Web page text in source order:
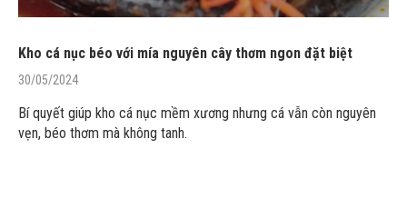
Kho cá nục béo với mía nguyên cây thơm ngon đặt biệt
30/05/2024
Bí quyết giúp kho cá nục mềm xương nhưng cá vẫn còn nguyên
vẹn, béo thơm mà không tanh.